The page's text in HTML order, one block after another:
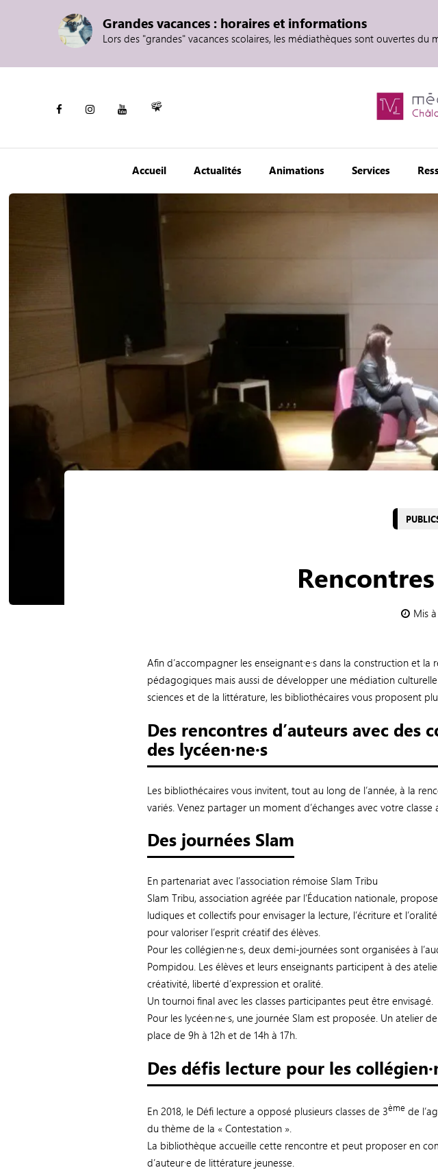
Grandes vacances : horaires et informations
Lors des "grandes" vacances scolaires, les médiathèques sont ouvertes du
Accueil Actualités Animations Services
Mis
Afin d’accompagner les enseignant·e·s dans la construction et
pédagogiques mais aussi de développer une médiation
sciences et de la littérature, les bibliothécaires vous proposent
Des rencontres d’auteurs avec des
des lycéen·ne·s
Les bibliothécaires vous invitent, tout au long de l’année, à la
variés. Venez partager un moment d’échanges avec votre
Des journées Slam
En partenariat avec l’association rémoise Slam Tribu
Slam Tribu, association agréée par l’Éducation nationale,
ludiques et collectifs pour envisager la lecture, l’écriture et
pour valoriser l’esprit créatif des élèves.
Pour les collégien·ne·s, deux demi-journées sont organisées à
Pompidou. Les élèves et leurs enseignants participent à des
créativité, liberté d’expression et oralité.
Un tournoi final avec les classes participantes peut être envisagé.
Pour les lycéen·ne·s, une journée Slam est proposée. Un atelier
place de 9h à 12h et de 14h à 17h.
Des défis lecture pour les
En 2018, le Défi lecture a opposé plusieurs classes de 3ème de
du thème de la « Contestation ».
La bibliothèque accueille cette rencontre et peut proposer en
d’auteur·e de littérature jeunesse.